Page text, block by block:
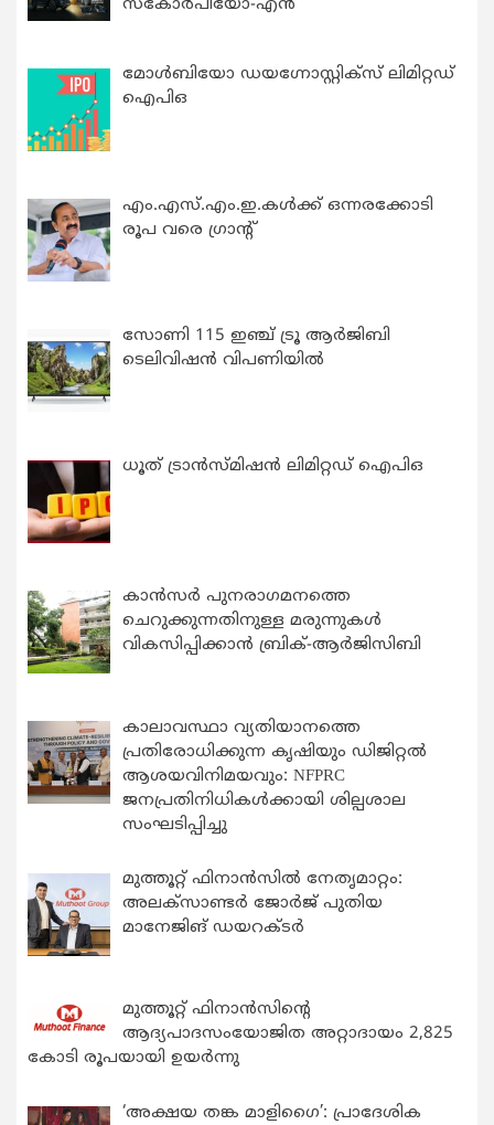
സ്കോർപിയോ-എൻ
മോൾബിയോ ഡയഗ്നോസ്റ്റിക്സ് ലിമിറ്റഡ്
ഐപിഒ
എം.എസ്.എം.ഇ.കൾക്ക് ഒന്നരക്കോടി
രൂപ വരെ ഗ്രാന്റ്
സോണി 115 ഇഞ്ച് ട്രൂ ആർജിബി
ടെലിവിഷൻ വിപണിയിൽ
ധൂത് ട്രാൻസ്മിഷൻ ലിമിറ്റഡ് ഐപിഒ
കാന്‍സര്‍ പുനരാഗമനത്തെ
ചെറുക്കുന്നതിനുള്ള മരുന്നുകള്‍
വികസിപ്പിക്കാന്‍ ബ്രിക്-ആര്‍ജിസിബി
കാലാവസ്ഥാ വ്യതിയാനത്തെ
പ്രതിരോധിക്കുന്ന കൃഷിയും ഡിജിറ്റൽ
ആശയവിനിമയവും: NFPRC
ജനപ്രതിനിധികൾക്കായി ശില്പശാല
സംഘടിപ്പിച്ചു
മുത്തൂറ്റ് ഫിനാൻസിൽ നേതൃമാറ്റം:
അലക്സാണ്ടർ ജോർജ് പുതിയ
മാനേജിങ് ഡയറക്ടർ
മുത്തൂറ്റ് ഫിനാൻസിന്റെ
ആദ്യപാദസംയോജിത അറ്റാദായം 2,825
കോടി രൂപയായി ഉയർന്നു
‘അക്ഷയ തങ്ക മാളിഗൈ’: പ്രാദേശിക